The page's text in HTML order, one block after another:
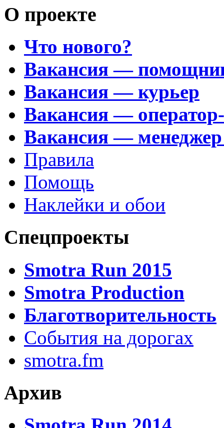
О проекте
Что нового?
Вакансия —
Вакансия — курьер
Вакансия —
Вакансия —
Правила
Помощь
Наклейки и обои
Спецпроекты
Smotra Run 2015
Smotra Production
Благотворительность
События на дорогах
smotra.fm
Архив